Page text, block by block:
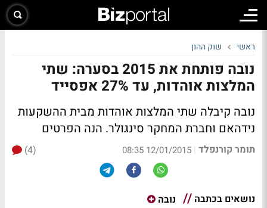
ראשי שוק ההון
נובה פותחת את 2015 בסערה: שתי
המלצות אוהדות, עד 27% אפסייד
נובה קיבלה שתי המלצות אוהדות מבית ההשקעות
נידהאם וחברת המחקר סינגולר. הנה הפרטים
תומר קורנפלד |
12/01/2015 08:35
(4)
נושאים בכתבה נובה